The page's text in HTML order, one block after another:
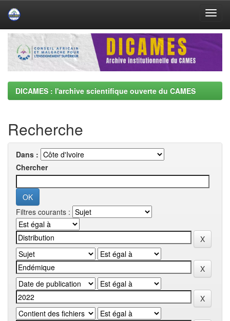
Skip
navigation
DICAMES : l'archive scientifique ouverte du CAMES
Recherche
Dans :
Chercher
Filtres courants :